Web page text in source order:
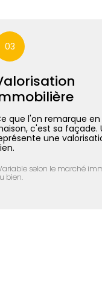
03
que l'on remarque
c'est sa façade.
une
selon le marché
bien.